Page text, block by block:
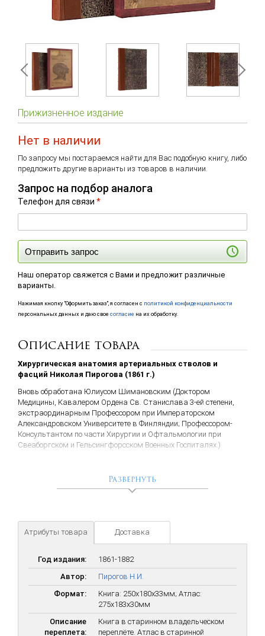
Прижизненное издание
Нет в наличии
По запросу мы постараемся найти для Вас подобную книгу, либо
предложить другие варианты из товаров в наличии.
Запрос на подбор аналога
Телефон для связи *
Отправить запрос
Наш оператор свяжется с Вами и предложит различные
варианты.
Нажимая кнопку "Оформить заказ", я согласен с политикой конфиденциальности
персональных данных и даю свое согласие на их обработку.
Описание товара
Хирургическая анатомия артериальных стволов и
фасций Николая Пирогова (1861 г.)
Вновь обработана Юлиусом Шимановским (Доктором
Медицины, Кавалером Ордена Св. Станислава 3-ей степени,
экстраординарным Профессором при Императорском
Александровском Университете в Финляндии; Профессором-
Консультантом по части Хирургии и Офтальмологии при
Свеаборгском и Гельсингфорсском Военных Госпиталях.)
Перевод Владимира Цвернера (Старшего Ординатора
Количество страниц: IV, 243 c., 50 л. цв. ил. В старинном
владельческом переплёте.
Атлас к тексту Хирургической анатомии артериальных
стволов и фасций Н. Пирогова (1882г.):56 листов цветных
иллюстраций. В старинной коленкоровой коробке.
Второе прижизненное издание на русском языке первой книги
по анатомии великого русского хирурга Николая Ивановича
Пирогова (1810-1881). Первое издание этой книги на немецком
языке, появившееся в Дерпте в 1837 г., сразу принесло
Развернуть
Атрибуты товара Доставка
Год издания:
1861-1882
Автор:
Пирогов Н.И.
Формат:
Книга: 250x180x33мм; Атлас:
275x183x30мм
Описание
переплета:
Книга в старинном владельческом
переплёте. Атлас в старинной